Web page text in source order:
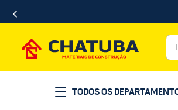
TODOS OS 1 º